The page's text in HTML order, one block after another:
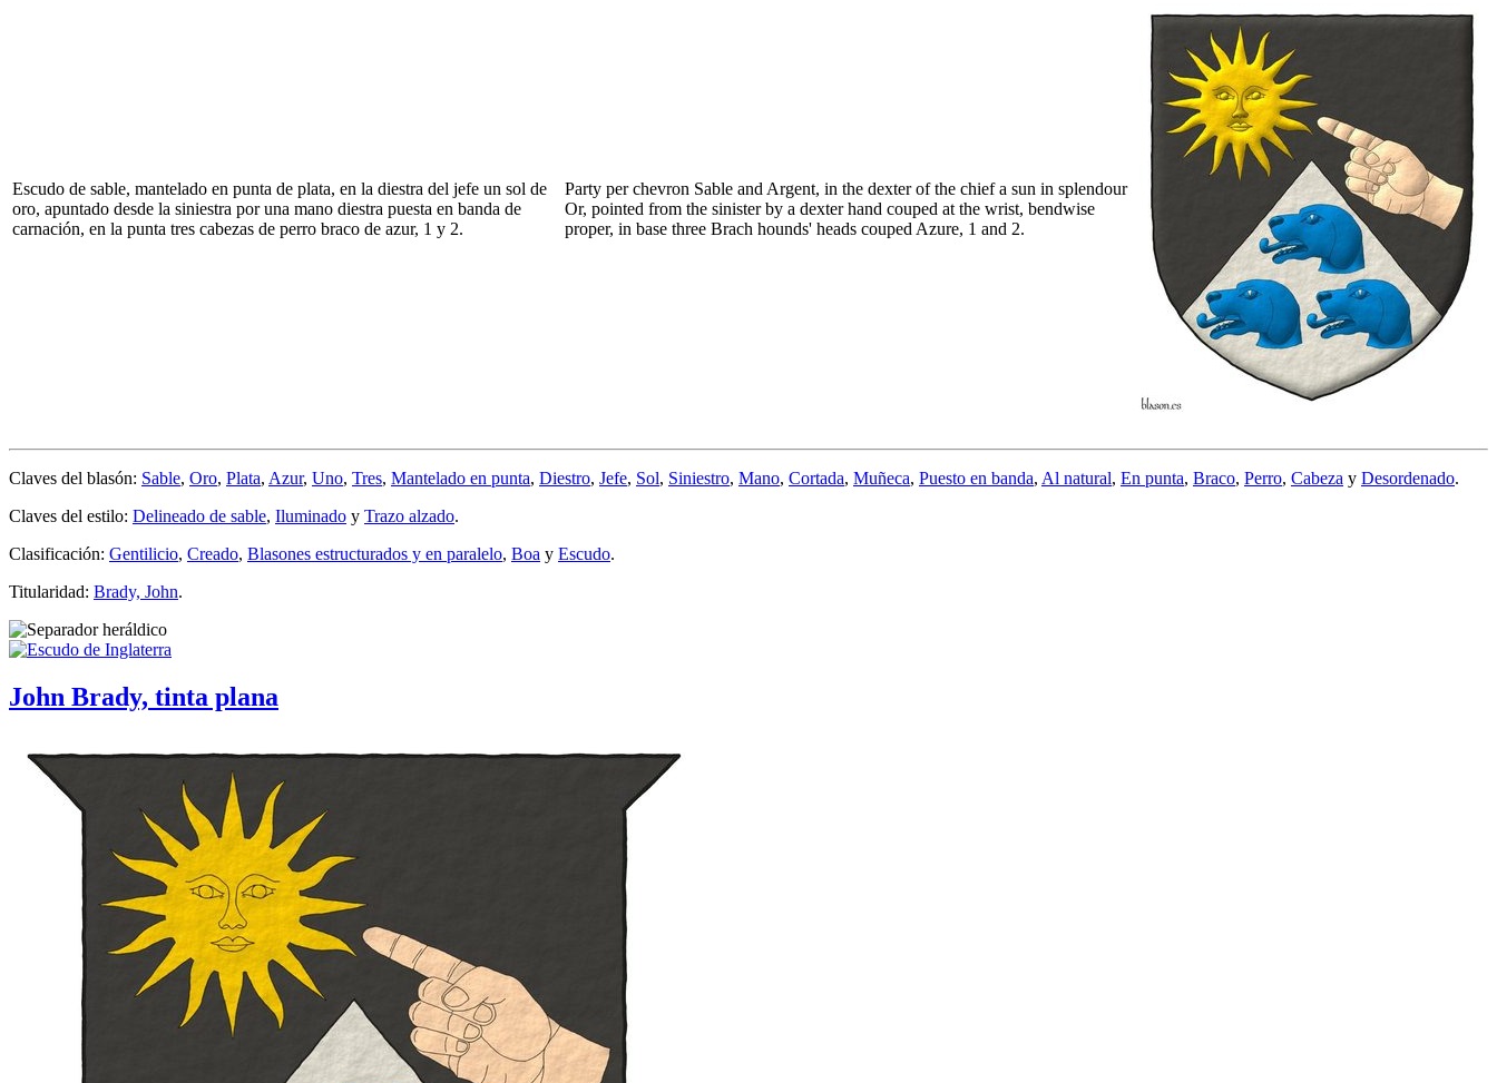
Escudo de sable, mantelado en punta de plata, en la diestra del jefe un sol de
oro, apuntado desde la siniestra por una mano diestra puesta en banda de
carnación, en la punta tres cabezas de perro braco de azur, 1 y 2.
Party per chevron Sable and Argent, in the dexter of the chief a sun in splendour
Or, pointed from the sinister by a dexter hand couped at the wrist, bendwise
proper, in base three Brach hounds' heads couped Azure, 1 and 2.
Claves del blasón: Sable, Oro, Plata, Azur, Uno, Tres, Mantelado en punta, Diestro, Jefe, Sol, Siniestro, Mano, Cortada, Muñeca, Puesto en banda, Al natural, En punta, Braco, Perro, Cabeza y Desordenado.
Claves del estilo: Delineado de sable, Iluminado y Trazo alzado.
Clasificación: Gentilicio, Creado, Blasones estructurados y en paralelo, Boa y Escudo.
Titularidad: Brady, John.
John Brady, tinta plana